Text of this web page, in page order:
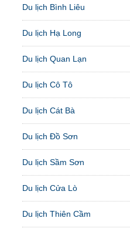
Du lịch Bình Liêu
Du lịch Hạ Long
Du lịch Quan Lạn
Du lịch Cô Tô
Du lịch Cát Bà
Du lịch Đồ Sơn
Du lịch Sầm Sơn
Du lịch Cửa Lò
Du lịch Thiên Cầm